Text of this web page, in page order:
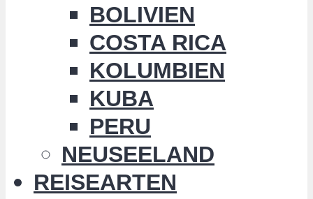
BOLIVIEN
COSTA RICA
KOLUMBIEN
KUBA
PERU
NEUSEELAND
REISEARTEN